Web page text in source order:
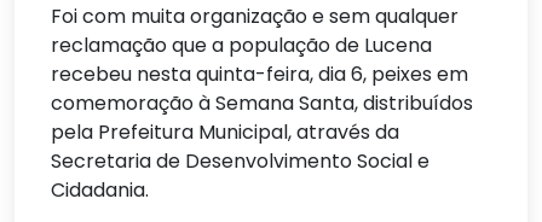
Foi com muita organização e sem qualquer
reclamação que a população de Lucena
recebeu nesta quinta-feira, dia 6, peixes em
comemoração à Semana Santa, distribuídos
pela Prefeitura Municipal, através da
Secretaria de Desenvolvimento Social e
Cidadania.